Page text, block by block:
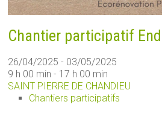
Chantier participatif
26/04/2025 - 03/05/2025
9 h 00 min - 17 h 00 min
SAINT PIERRE DE CHANDIEU
Chantiers participatifs